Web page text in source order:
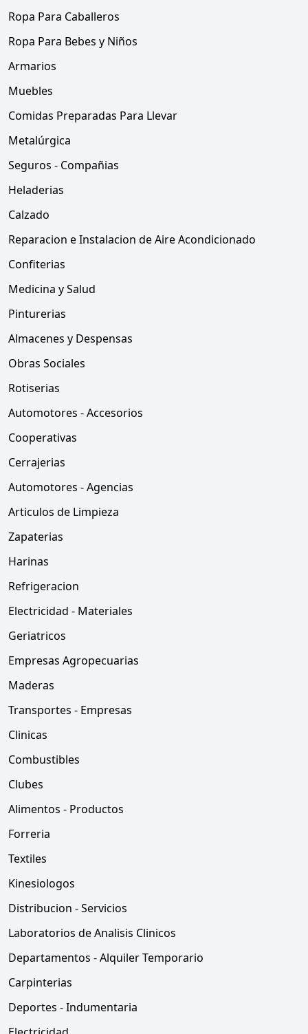
Ropa Para Caballeros
Ropa Para Bebes y Niños
Armarios
Muebles
Comidas Preparadas Para Llevar
Metalúrgica
Seguros - Compañias
Heladerias
Calzado
Reparacion e Instalacion de Aire Acondicionado
Confiterias
Medicina y Salud
Pinturerias
Almacenes y Despensas
Obras Sociales
Rotiserias
Automotores - Accesorios
Cooperativas
Cerrajerias
Automotores - Agencias
Articulos de Limpieza
Zapaterias
Harinas
Refrigeracion
Electricidad - Materiales
Geriatricos
Empresas Agropecuarias
Maderas
Transportes - Empresas
Clinicas
Combustibles
Clubes
Alimentos - Productos
Forreria
Textiles
Kinesiologos
Distribucion - Servicios
Laboratorios de Analisis Clinicos
Departamentos - Alquiler Temporario
Carpinterias
Deportes - Indumentaria